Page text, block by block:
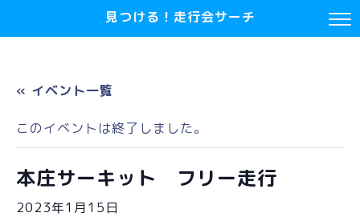
見つける！走行会サーチ
« イベント一覧
このイベントは終了しました。
本庄サーキット フリー走行
2023年1月15日